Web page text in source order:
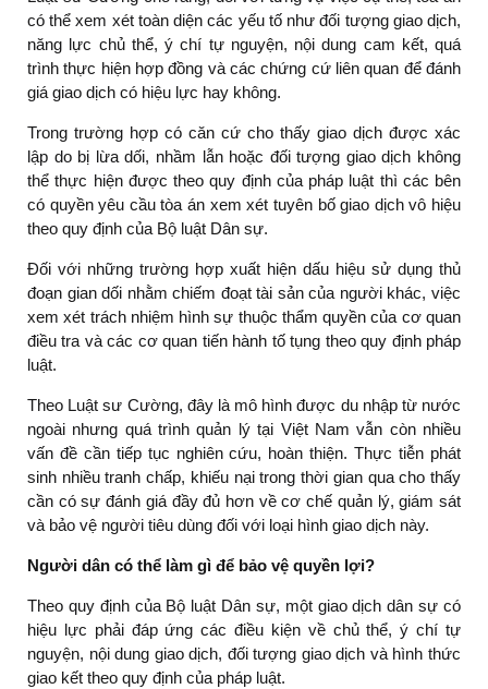
có thể xem xét toàn diện các yếu tố như đối tượng giao dịch,
năng lực chủ thể, ý chí tự nguyện, nội dung cam kết, quá
trình thực hiện hợp đồng và các chứng cứ liên quan để đánh
giá giao dịch có hiệu lực hay không.
Trong trường hợp có căn cứ cho thấy giao dịch được xác
lập do bị lừa dối, nhầm lẫn hoặc đối tượng giao dịch không
thể thực hiện được theo quy định của pháp luật thì các bên
có quyền yêu cầu tòa án xem xét tuyên bố giao dịch vô hiệu
theo quy định của Bộ luật Dân sự.
Đối với những trường hợp xuất hiện dấu hiệu sử dụng thủ
đoạn gian dối nhằm chiếm đoạt tài sản của người khác, việc
xem xét trách nhiệm hình sự thuộc thẩm quyền của cơ quan
điều tra và các cơ quan tiến hành tố tụng theo quy định pháp
luật.
Theo Luật sư Cường, đây là mô hình được du nhập từ nước
ngoài nhưng quá trình quản lý tại Việt Nam vẫn còn nhiều
vấn đề cần tiếp tục nghiên cứu, hoàn thiện. Thực tiễn phát
sinh nhiều tranh chấp, khiếu nại trong thời gian qua cho thấy
cần có sự đánh giá đầy đủ hơn về cơ chế quản lý, giám sát
và bảo vệ người tiêu dùng đối với loại hình giao dịch này.
Người dân có thể làm gì để bảo vệ quyền lợi?
Theo quy định của Bộ luật Dân sự, một giao dịch dân sự có
hiệu lực phải đáp ứng các điều kiện về chủ thể, ý chí tự
nguyện, nội dung giao dịch, đối tượng giao dịch và hình thức
giao kết theo quy định của pháp luật.